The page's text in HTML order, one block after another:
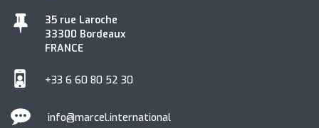
35 rue Laroche
33300 Bordeaux
FRANCE
+33 6 60 80 52 30
info@marcel.international